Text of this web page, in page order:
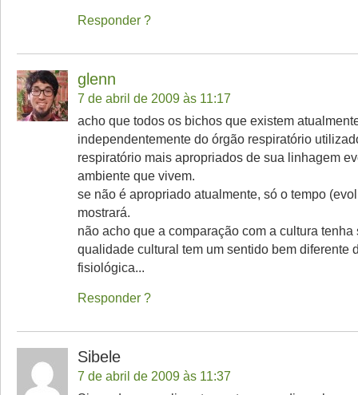
Responder
glenn
7 de abril de 2009 às 11:17
acho que todos os bichos que existem
independentemente do órgão respiratório
respiratório mais apropriados de sua linhagem
ambiente que vivem.
se não é apropriado atualmente, só o tempo
mostrará.
não acho que a comparação com a cultura
qualidade cultural tem um sentido bem diferente
fisiológica...
Responder
Sibele
7 de abril de 2009 às 11:37